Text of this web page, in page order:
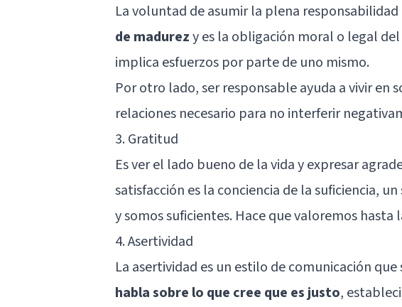
La voluntad de asumir la plena
de madurezy es la obligación moral o legal
implica esfuerzos por parte de uno mismo.
Por otro lado, ser responsable ayuda a vivir en
relaciones necesario para no interferir
3. Gratitud
Es ver el lado bueno de la vida y expresar
satisfacción es la conciencia de la suficiencia,
y somos suficientes. Hace que valoremos hasta
4. Asertividad
La asertividad es un estilo de comunicación
habla sobre lo que cree que es justo,